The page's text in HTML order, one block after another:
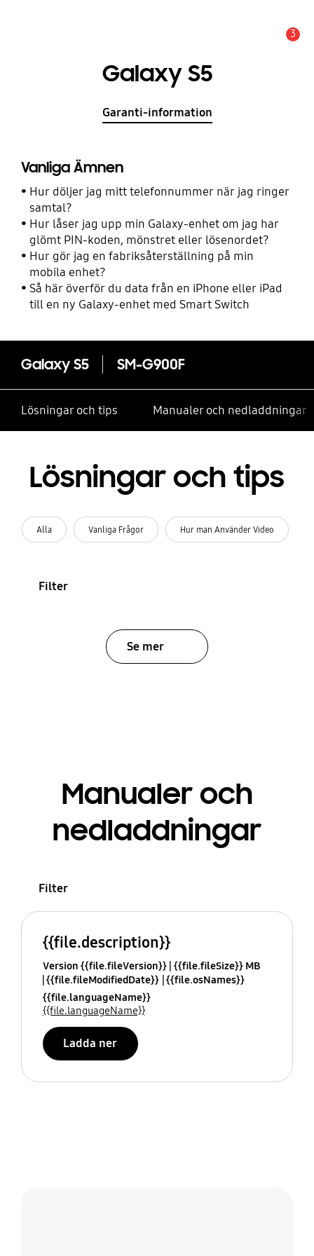
3
Galaxy S5
Garanti-information
Vanliga Ämnen
Hur döljer jag mitt telefonnummer när jag ringer
samtal?
Hur låser jag upp min Galaxy-enhet om jag har
glömt PIN-koden, mönstret eller lösenordet?
Hur gör jag en fabriksåterställning på min
mobila enhet?
Så här överför du data från en iPhone eller iPad
till en ny Galaxy-enhet med Smart Switch
Galaxy S5 SM-G900F
Lösningar och tips Manualer och nedladdningar
Lösningar och tips
Alla Vanliga Frågor Hur man Använder Video
Filter
Se mer
Manualer och
nedladdningar
Filter
{{file.description}}
Version {{file.fileVersion}} {{file.fileSize}} MB
{{file.fileModifiedDate}} {{file.osNames}}
{{file.languageName}}
{{file.languageName}}
Ladda ner